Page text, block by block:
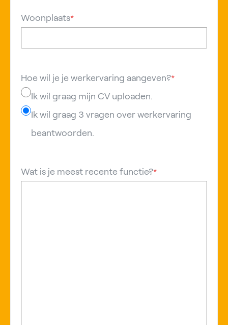
Woonplaats*
Hoe wil je je werkervaring aangeven?*
Ik wil graag mijn CV uploaden.
Ik wil graag 3 vragen over werkervaring
beantwoorden.
Wat is je meest recente functie?*